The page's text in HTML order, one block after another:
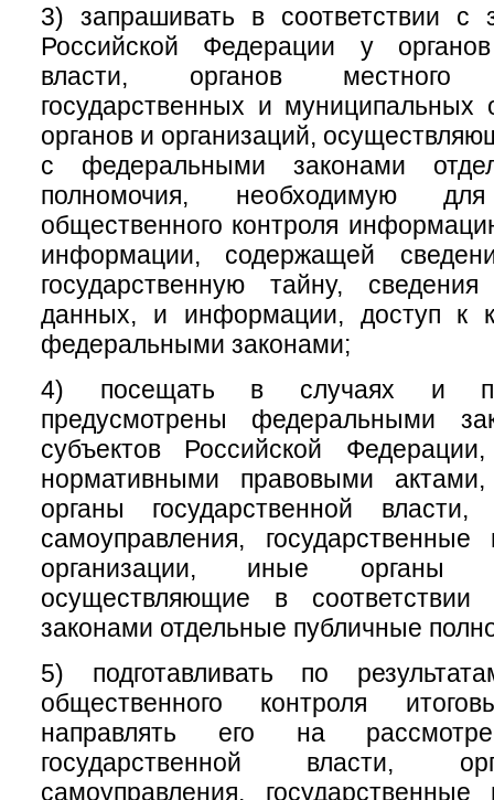
3) запрашивать в соответствии с
Российской Федерации у органов
власти, органов местного
государственных и муниципальных
органов и организаций,
с федеральными законами
полномочия, необходимую для
общественного контроля
информации, содержащей
государственную тайну,
данных, и информации, доступ к
федеральными законами;
4) посещать в случаях и
предусмотрены федеральными
субъектов Российской
нормативными правовыми актами,
органы государственной
самоуправления,
организации, иные органы
осуществляющие в
законами отдельные публичные
5) подготавливать по
общественного контроля
направлять его на
государственной власти,
самоуправления,